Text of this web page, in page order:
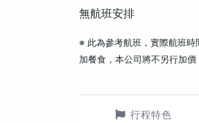
無航班安排
※ 此為參考航班，實際航班
加餐食，本公司將不另行加價
行程特色